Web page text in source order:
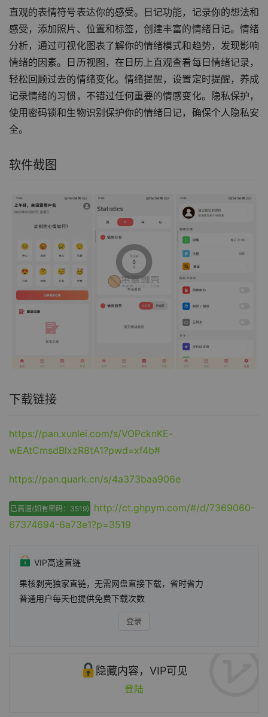
直观的表情符号表达你的感受。日记功能，记录你的想法和
感受，添加照片、位置和标签，创建丰富的情绪日记。情绪
分析，通过可视化图表了解你的情绪模式和趋势，发现影响
情绪的因素。日历视图，在日历上直观查看每日情绪记录，
轻松回顾过去的情绪变化。情绪提醒，设置定时提醒，养成
记录情绪的习惯，不错过任何重要的情感变化。隐私保护，
使用密码锁和生物识别保护你的情绪日记，确保个人隐私安
全。
软件截图
下载链接
https://pan.xunlei.com/s/VOPcknKE-
wEAtCmsdBlxzR8tA1?pwd=xf4b#
https://pan.quark.cn/s/4a373baa906e
已高速(如有密码：3519)
http://ct.ghpym.com/#/d/7369060-
67374694-6a73e1?p=3519
VIP高速直链
果核剥壳独家直链，无需网盘直接下载，省时省力
普通用户每天也提供免费下载次数
登录
隐藏内容，VIP可见
登陆